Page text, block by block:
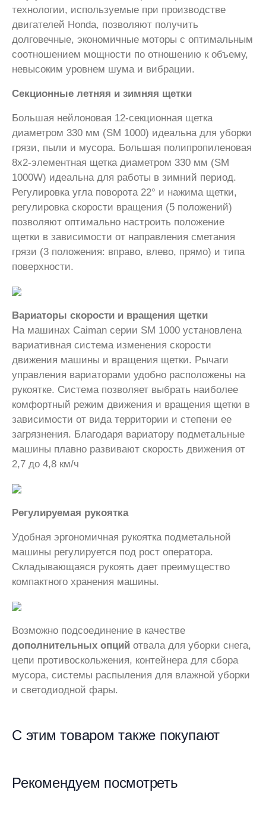
технологии, используемые при производстве
двигателей Honda, позволяют получить
долговечные, экономичные моторы с оптимальным
соотношением мощности по отношению к объему,
невысоким уровнем шума и вибрации.
Секционные летняя и зимняя щетки
Большая нейлоновая 12-секционная щетка
диаметром 330 мм (SM 1000) идеальна для уборки
грязи, пыли и мусора. Большая полипропиленовая
8х2-элементная щетка диаметром 330 мм (SM
1000W) идеальна для работы в зимний период.
Регулировка угла поворота 22° и нажима щетки,
регулировка скорости вращения (5 положений)
позволяют оптимально настроить положение
щетки в зависимости от направления сметания
грязи (3 положения: вправо, влево, прямо) и типа
поверхности.
Вариаторы скорости и вращения щетки
На машинах Caiman серии SM 1000 установлена
вариативная система изменения скорости
движения машины и вращения щетки. Рычаги
управления вариаторами удобно расположены на
рукоятке. Система позволяет выбрать наиболее
комфортный режим движения и вращения щетки в
зависимости от вида территории и степени ее
загрязнения. Благодаря вариатору подметальные
машины плавно развивают скорость движения от
2,7 до 4,8 км/ч
Регулируемая рукоятка
Удобная эргономичная рукоятка подметальной
машины регулируется под рост оператора.
Складывающаяся рукоять дает преимущество
компактного хранения машины.
Возможно подсоединение в качестве
дополнительных опций отвала для уборки снега,
цепи противоскольжения, контейнера для сбора
мусора, системы распыления для влажной уборки
и светодиодной фары.
С этим товаром также покупают
Рекомендуем посмотреть